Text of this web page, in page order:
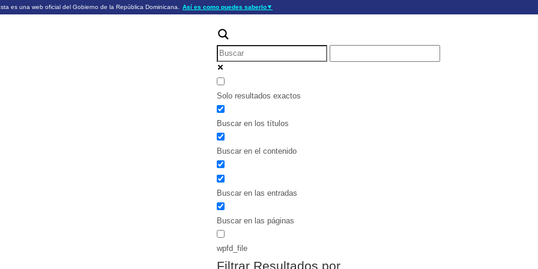
es una web oficial del Gobierno de la República Dominicana. Así es como puedes saberlo▼
utilizan .gob.do o .gov.do
Los sitios web oficiales .gob.do o .gov.do seguros utilizan
https://
un sitio seguro dentro de .gob.do o .gov.do. Comparte
información confidencial sólo en los sitios seguros de .gob.do
Solo resultados exactos
Buscar en los títulos
Buscar en el contenido
Buscar en las entradas
Buscar en las páginas
wpfd_file
Filtrar Resultados por